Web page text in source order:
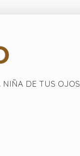
NIÑA DE TUS OJOS